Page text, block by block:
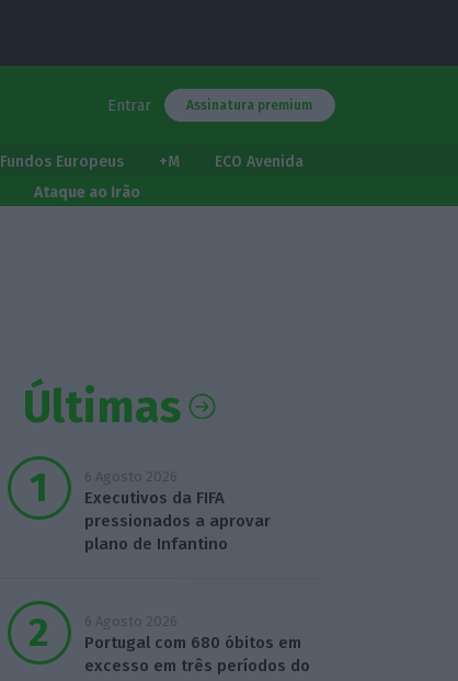
Entrar Assinatura premium
Fundos Europeus +M
ECO Avenida
Ataque ao Irão
Últimas
6 Agosto 2026
Executivos da FIFA
pressionados a aprovar
plano de Infantino
6 Agosto 2026
Portugal com 680 óbitos em
excesso em três períodos do